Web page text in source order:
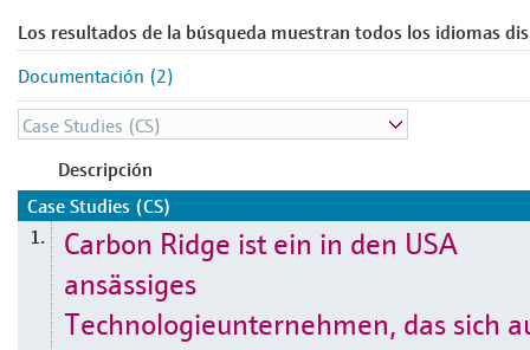
Los resultados de la búsqueda muestran todos los idiomas
Documentación (2)
Descripción
Case Studies (CS)
1.
Carbon Ridge ist ein in den USA
ansässiges
Technologieunternehmen, das sich